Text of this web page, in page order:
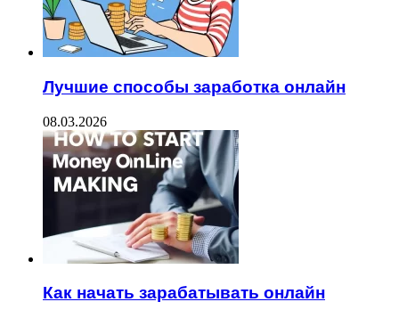
Лучшие способы заработка онлайн
08.03.2026
Как начать зарабатывать онлайн